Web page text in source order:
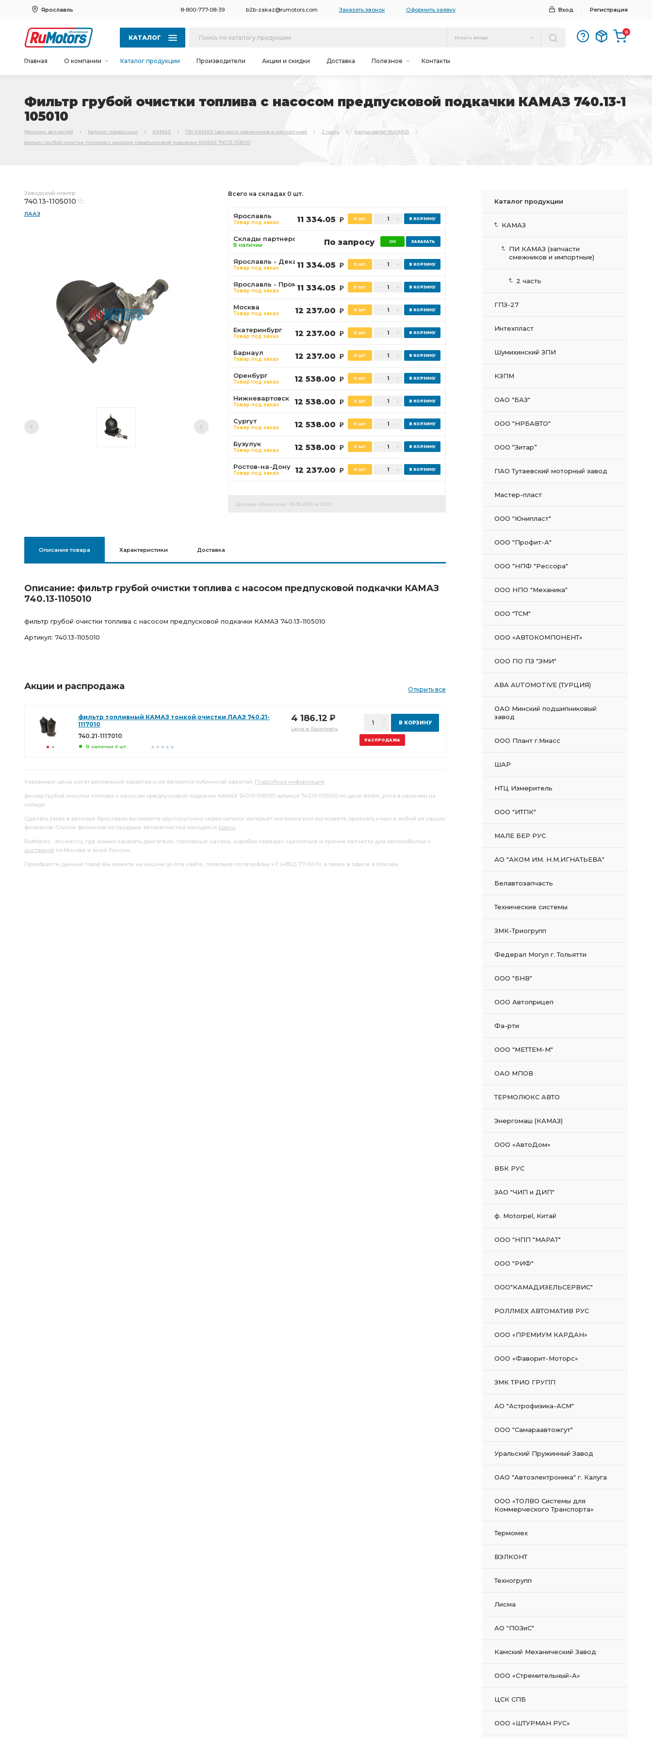
Ярославль 8-800-777-08-39 b2b-zakaz@rumotors.com Заказать звонок Оформить заявку Вход Регистрация
КАТАЛОГ Искать везде
0
Главная О компании Каталог продукции Производители Акции и скидки Доставка Полезное Контакты
Фильтр грубой очистки топлива с насосом предпусковой подкачки КАМАЗ 740.13-1
105010
Магазин запчастей Каталог продукции КАМАЗ ПИ КАМАЗ (запчасти смежников и импортные) 2 часть
Автоагрегат (КАМАЗ)
фильтр грубой очистки топлива с насосом предпусковой подкачки КАМАЗ 740.13-1105010
Заводской номер
740.13-1105010
ЛААЗ
Всего на складах 0 шт.
Ярославль
Товар под заказ 11 334.05 Р 0 шт.
Склады партнеров
В наличии По запросу
Ярославль - Декабристов
Товар под заказ 11 334.05 Р 0 шт.
Ярославль - Промышленная
Товар под заказ 11 334.05 Р 0 шт.
Москва
Товар под заказ 12 237.00 Р 0 шт.
Екатеринбург
Товар под заказ 12 237.00 Р 0 шт.
Барнаул
Товар под заказ 12 237.00 Р 0 шт.
Оренбург
Товар под заказ 12 538.00 Р 0 шт.
Нижневартовск
Товар под заказ 12 538.00 Р 0 шт.
Сургут
Товар под заказ 12 538.00 Р 0 шт.
Бузулук
Товар под заказ 12 538.00 Р 0 шт.
Ростов-на-Дону
Товар под заказ 12 237.00 Р 0 шт.
Данные обновлены: 06.08.2026 в 20:03
Описание товара Характеристики Доставка
Описание: фильтр грубой очистки топлива с насосом предпусковой подкачки КАМАЗ
740.13-1105010
фильтр грубой очистки топлива с насосом предпусковой подкачки КАМАЗ 740.13-1105010
Артикул: 740.13-1105010
Акции и распродажа Открыть все
РАСПРОДАЖА
фильтр топливный КАМАЗ тонкой очистки ЛААЗ 740.21-
1117010
740.21-1117010
В наличии 4 шт.
Цена в Ярославль
4 186.12 Р
В КОРЗИНУ
Указанные цены носят рекламный характер и не являются публичной офертой. Подробная информация
фильтр грубой очистки топлива с насосом предпусковой подкачки КАМАЗ 740.13-1105010 артикул 740.13-1105010 по цене #item_price в наличии на
складе.
Сделать заказ в регионе Ярославль вы можете круглосуточно через каталог интернет магазина или вы можете приехать к нам в любой из наших
филиалов. Список филиалов по продаже автозапчастей находятся здесь.
RuMotors - это место, где можно заказать двигатели, топливные насосы, коробки передач сцепление и прочие запчасти для автомобилей с
доставкой по Москве и всей России.
Приобрести данный товар Вы можете на нашем on-line сайте, позвонив по телефону +7 (4852) 77-00-10, а также в офисе в Москве.
Каталог продукции
КАМАЗ
ПИ КАМАЗ (запчасти
смежников и импортные)
2 часть
ГПЗ-27
Интехпласт
Шумихинский ЗПИ
КЗПМ
ОАО "БАЗ"
ООО "НРБАВТО"
ООО “Зитар”
ПАО Тутаевский моторный завод
Мастер-пласт
ООО "Юнипласт"
ООО "Профит-А"
ООО "НПФ "Рессора"
ООО НПО "Механика"
ООО "ТСМ"
ООО «АВТОКОМПОНЕНТ»
ООО ПО ПЗ "ЭМИ"
АВА AUTOMOTIVE (ТУРЦИЯ)
ОАО Минский подшипниковый
завод
ООО Плант г.Миасс
ШАР
НТЦ Измеритель
ООО "ИТПК"
МАЛЕ БЕР РУС
АО "АКОМ ИМ. Н.М.ИГНАТЬЕВА"
Белавтозапчасть
Технические системы
ЗМК-Триогрупп
Федерал Могул г. Тольятти
ООО "БНВ"
ООО Автоприцеп
Фа-рти
ООО "МЕТТЕМ-М"
ОАО МПОВ
ТЕРМОЛЮКС АВТО
Энергомаш (КАМАЗ)
ООО «АвтоДом»
ВБК РУС
ЗАО "ЧИП и ДИП"
ф. Motorpel, Китай
ООО "НПП "МАРАТ"
ООО "РИФ"
ООО"КАМАДИЗЕЛЬСЕРВИС"
РОЛЛМЕХ АВТОМАТИВ РУС
ООО «ПРЕМИУМ КАРДАН»
ООО «Фаворит-Моторс»
ЗМК ТРИО ГРУПП
АО "Астрофизика-АСМ"
ООО "Самараавтожгут"
Уральский Пружинный Завод
ОАО "Автоэлектроника" г. Калуга
ООО «ТОЛВО Системы для
Коммерческого Транспорта»
Термомех
ВЭЛКОНТ
Техногрупп
Лисма
АО "ПОЗиС"
Камский Механический Завод
ООО «Стремительный-А»
ЦСК СПБ
ООО «ШТУРМАН РУС»